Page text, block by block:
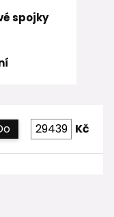
spojky
Kč